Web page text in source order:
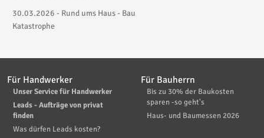
30.03.2026 - Rund ums Haus - Bau
Katastrophe
Für Handwerker
Unser Service für Handwerker
Leads - Aufträge von privat
finden
Was dürfen Leads kosten?
Für Bauherrn
Bis zu 30% der Baukosten
sparen -so geht's
Haus- und Baumessen 2026